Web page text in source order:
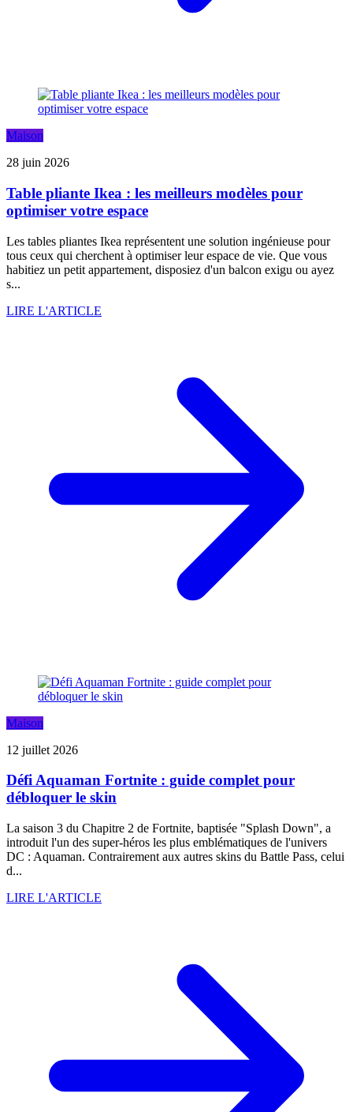
Maison
28 juin 2026
Table pliante Ikea : les meilleurs modèles pour
optimiser votre espace
Les tables pliantes Ikea représentent une solution ingénieuse pour
tous ceux qui cherchent à optimiser leur espace de vie. Que vous
habitiez un petit appartement, disposiez d'un balcon exigu ou ayez
s...
LIRE L'ARTICLE
Maison
12 juillet 2026
Défi Aquaman Fortnite : guide complet pour
débloquer le skin
La saison 3 du Chapitre 2 de Fortnite, baptisée "Splash Down", a
introduit l'un des super-héros les plus emblématiques de l'univers
DC : Aquaman. Contrairement aux autres skins du Battle Pass, celui
d...
LIRE L'ARTICLE